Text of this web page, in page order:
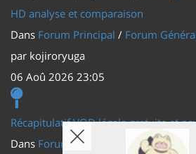
HD analyse et comparaison
Dans Forum Principal / Forum
par kojiroryuga
06 Aoû 2026 23:05
Récapitulatif VOD légale gratuite et
Dans Forum Principal Actus (TV,